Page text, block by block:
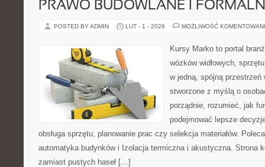
PRAWO BUDOWLANE I
POSTED BY ADMIN LUT - 1 - 2026 MOŻLIWOŚĆ
Kursy Marko to portal
wózków widłowych,
w jedną, spójną przestrzeń
stworzone z myślą o
porządnie, rozumieć, jak
podejmować lepsze
obsługa sprzętu, planowanie prac czy selekcja materiałów.
automatyka budynków i Izolacja termiczna i akustyczna. Strona
zamiast pustych haseł […]